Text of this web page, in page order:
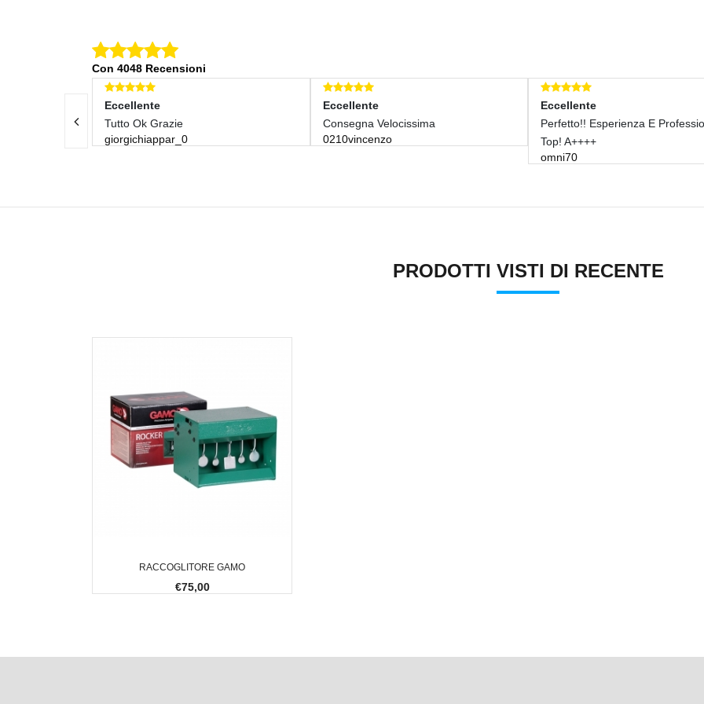
Con 4048 Recensioni
Consegna Velocissima
0210vincenzo
Perfetto!! Esperienza E Professionalità
Perfetto E
PRODOTTI VISTI DI RECENTE
RACCOGLITORE GAMO
€75,00